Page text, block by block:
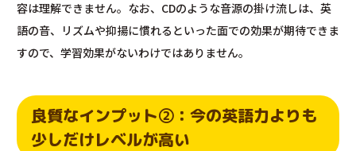
容は理解できません。なお、CDのような音源の掛け流しは、英
語の音、リズムや抑揚に慣れるといった面での効果が期待できま
すので、学習効果がないわけではありません。
良質なインプット②：今の英語力よりも
少しだけレベルが高い